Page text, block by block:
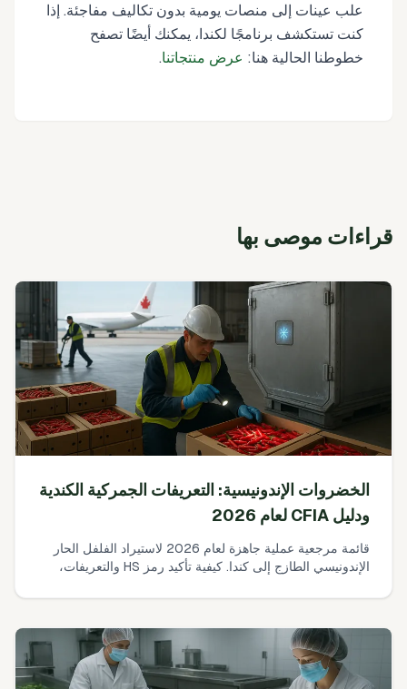
علب عينات إلى منصات يومية بدون تكاليف مفاجئة. إذا
كنت تستكشف برنامجًا لكندا، يمكنك أيضًا تصفح
خطوطنا الحالية هنا: عرض منتجاتنا.
قراءات موصى بها
الخضروات الإندونيسية: التعريفات الجمركية الكندية
ودليل CFIA لعام 2026
قائمة مرجعية عملية جاهزة لعام 2026 لاستيراد الفلفل الحار
الإندونيسي الطازج إلى كندا. كيفية تأكيد رمز HS والتعريفات،
ورخصة SFC، الالتزام بحدود البقايا، وتجنب أسباب الرفض